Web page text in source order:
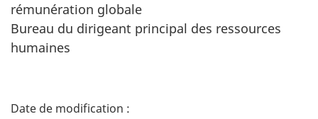
rémunération globale
Bureau du dirigeant principal des ressources
humaines
D